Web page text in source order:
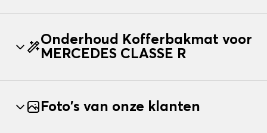
Onderhoud Kofferbakmat voor
MERCEDES CLASSE R
Foto's van onze klanten